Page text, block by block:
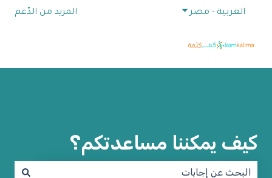
العربية - مصر إظهار القائمة الفرعية للترجماتالمزيد من الدّعم
كيف يمكننا مساعدتكم؟